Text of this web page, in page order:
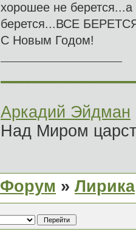
хорошее не
берется...ВСЕ
С Новым Годом!
Аркадий Эйдман
Над Миром
Форум » Лирика